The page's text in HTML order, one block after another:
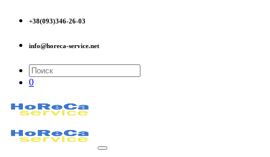
+38(093)346-26-03
info@horeca-service.net
0